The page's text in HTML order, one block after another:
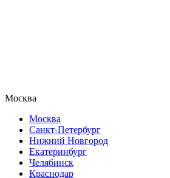
Москва
Москва
Санкт-Петербург
Нижний Новгород
Екатеринбург
Челябинск
Краснодар